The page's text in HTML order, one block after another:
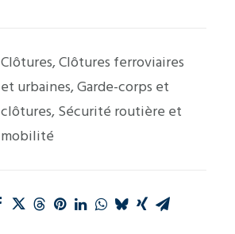
Clôtures,Clôtures ferroviaires
et urbaines,Garde-corps et
clôtures, Sécurité routière et
mobilité